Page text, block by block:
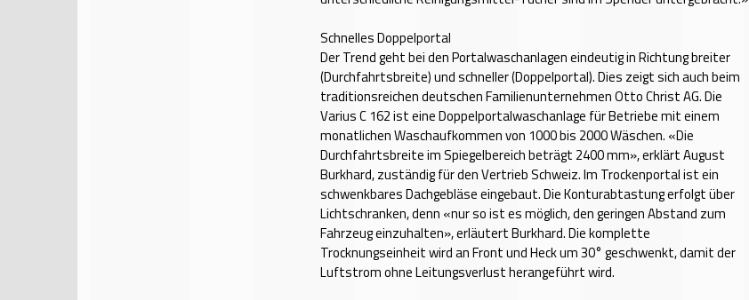
Schnelles Doppelportal
Der Trend geht bei den Portalwaschanlagen eindeutig in Richtung breiter
(Durchfahrtsbreite) und schneller (Doppelportal). Dies zeigt sich auch beim
traditionsreichen deutschen Familienunternehmen Otto Christ AG. Die
Varius C 162 ist eine Doppelportalwaschanlage für Betriebe mit einem
monatlichen Waschaufkommen von 1000 bis 2000 Wäschen. «Die
Durchfahrtsbreite im Spiegelbereich beträgt 2400 mm», erklärt August
Burkhard, zuständig für den Vertrieb Schweiz. Im Trockenportal ist ein
schwenkbares Dachgebläse eingebaut. Die Konturabtastung erfolgt über
Lichtschranken, denn «nur so ist es möglich, den geringen Abstand zum
Fahrzeug einzuhalten», erläutert Burkhard. Die komplette
Trocknungseinheit wird an Front und Heck um 30° geschwenkt, damit der
Luftstrom ohne Leitungsverlust herangeführt wird.